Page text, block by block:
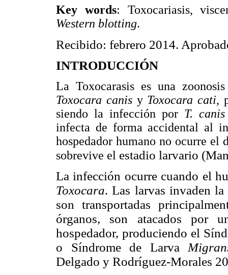
Key words: Toxocariasis,
Western blotting.
Recibido: febrero 2014.
INTRODUCCIÓN
La Toxocarasis es una
Toxocara canis y Toxocara cati,
siendo la infección por T.
infecta de forma accidental al
hospedador humano no ocurre el
sobrevive el estadio larvario
La infección ocurre cuando el
Toxocara. Las larvas invaden
son transportadas
órganos, son atacados por
hospedador, produciendo el
o Síndrome de Larva
Delgado y Rodríguez-Morales